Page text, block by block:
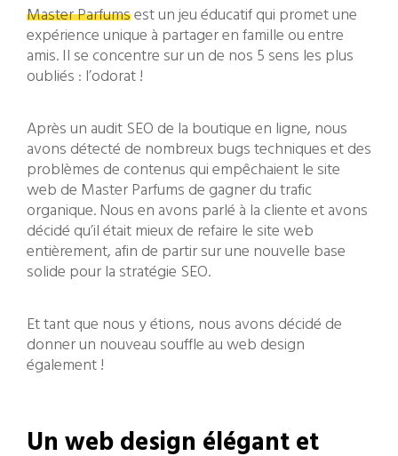
Master Parfumsest un jeu éducatif qui promet une
expérience unique à partager en famille ou entre
amis. Il se concentre sur un de nos 5 sens les plus
oubliés : l’odorat !
Après un audit SEO de la boutique en ligne, nous
avons détecté de nombreux bugs techniques et des
problèmes de contenus qui empêchaient le site
web de Master Parfums de gagner du trafic
organique. Nous en avons parlé à la cliente et avons
décidé qu’il était mieux de refaire le site web
entièrement, afin de partir sur une nouvelle base
solide pour la stratégie SEO.
Et tant que nous y étions, nous avons décidé de
donner un nouveau souffle au web design
également !
Un web design élégant et